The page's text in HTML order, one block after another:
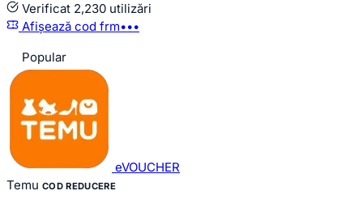
Verificat 2,230 utilizări
Afișează cod frm•••
Popular
eVOUCHER
Temu COD REDUCERE